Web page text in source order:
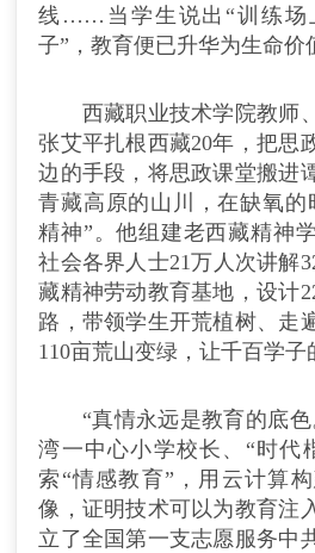
线……当学生说出“训练场
子”，教育便已升华为生命价
西藏职业技术学院教师
张艾平扎根西藏20年，把思
边的手段，将思政课堂搬进
青藏高原的山川，在缺氧的
精神”。他组建老西藏精神
社会各界人士21万人次讲解
藏精神劳动教育基地，设计
路，带领学生开荒植树、走
110亩荒山变绿，让千百学
“真情永远是教育的底色
湾一中心小学校长、“时代
索“情感教育”，用云计算
像，证明技术可以为教育注
立了全国第一支志愿服务中